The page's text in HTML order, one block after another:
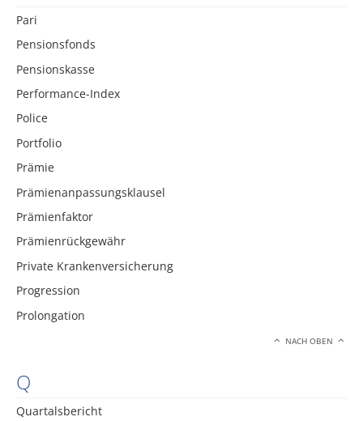
Pari
Pensionsfonds
Pensionskasse
Performance-Index
Police
Portfolio
Prämie
Prämienanpassungsklausel
Prämienfaktor
Prämienrückgewähr
Private Krankenversicherung
Progression
Prolongation
NACH OBEN
Q
Quartalsbericht